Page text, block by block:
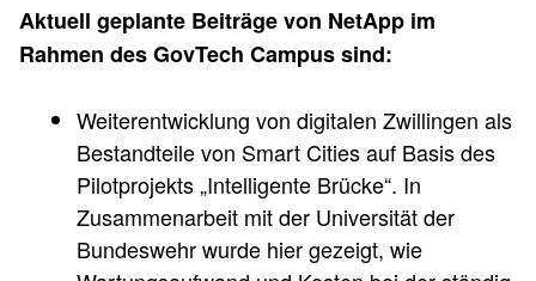
Aktuell geplante Beiträge von NetApp im
Rahmen des GovTech Campus sind:
Weiterentwicklung von digitalen Zwillingen als
Bestandteile von Smart Cities auf Basis des
Pilotprojekts „Intelligente Brücke“. In
Zusammenarbeit mit der Universität der
Bundeswehr wurde hier gezeigt, wie